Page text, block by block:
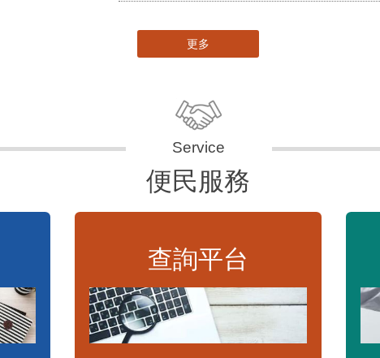
更多
便民服務
查詢平台